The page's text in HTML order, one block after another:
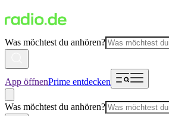
Was möchtest du anhören?
App öffnenPrime entdecken
Was möchtest du anhören?